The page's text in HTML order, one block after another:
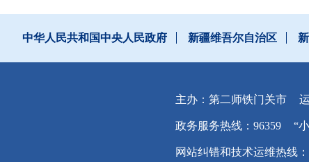
中华人民共和国中央人民政府 新疆维吾尔自治区
主办：第二师铁门关市
政务服务热线：96359 “
网站纠错和技术运维热线：